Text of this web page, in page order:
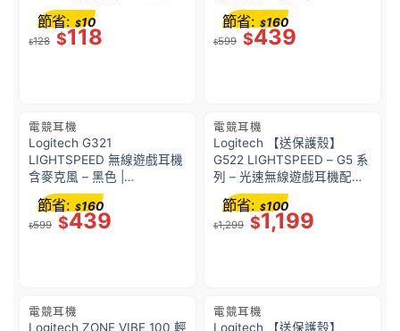
90416
$128 $118
節省: $10
LIGHTSPEED 無線技術 | 記
憶泡棉耳罩 | 981-001570
$599 $439
節省: $160
電競耳機
Logitech G321
LIGHTSPEED 無線遊戲耳機
含麥克風 – 黑色 |
LIGHTSPEED 無線技術 | 記
憶泡棉耳罩 | 981-001564
$599 $439
節省: $160
電競耳機
Logitech 【送保護殼】
G522 LIGHTSPEED – G5 系
列 – 光速無線遊戲耳機配備
光同步 RGB – 白色 – 981-
001551
$1,299 $1,199
節省: $100
電競耳機
Logitech ZONE VIBE 100 輕
電競耳機
Logitech 【送保護殼】